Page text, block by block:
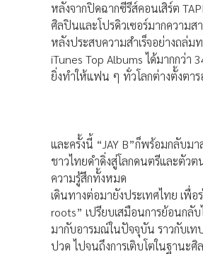
หลังจากปิดฉากซีรีส์คอนเสิร์ต
ศิลปินและโปรดิวเซอร์มากความ
หลังประสบความสำเร็จอย่างถล่
iTunes Top Albums ได้มากกว่
ยิ่งทำให้แฟน ๆ ทั่วโลกต่างตั้งตา
และครั้งนี้ “JAY B”ก็พร้อมกลับม
ชาวไทยดำดิ่งสู่โลกดนตรีและตัวตน
ความรู้สึกทั้งหมด
เดินทางต่อมายังประเทศไทย เพื่
roots” เปรียบเสมือนการย้อนกลั
มากับอารมณ์ในปัจจุบัน ราวกับเทป
ปวด ไปจนถึงการเติบโตในฐาน